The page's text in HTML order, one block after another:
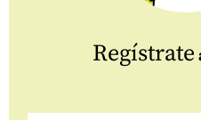
Regístrate